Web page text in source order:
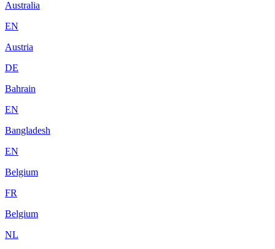
Australia
EN
Austria
DE
Bahrain
EN
Bangladesh
EN
Belgium
FR
Belgium
NL